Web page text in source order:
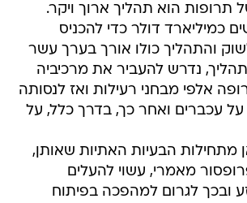
תרופות הוא תהליך ארוך ויקר.
כמיליארד דולר כדי להכניס
והתהליך כולו אורך בערך עשר
נדרש להעביר את מרכיביה
אלפי מבחני רעילות ואז לנסותה
על עכברים ואחר כך, בדרך כלל, על
מתחילות הבעיות האתיות שאותן,
מאמרי, עשוי להעלים
ובכך לגרום למהפכה בפיתוח